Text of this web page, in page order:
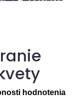
hodnotenia